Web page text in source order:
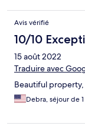
Avis vérifié
10/10
15 août 2022
Traduire avec
Beautiful
Debra, séjour de